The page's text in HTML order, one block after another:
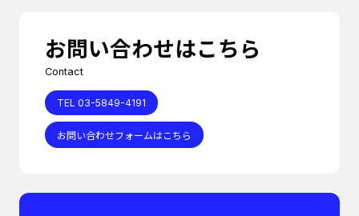
お問い合わせはこちら
Contact
TEL 03-5849-4191
お問い合わせフォームはこちら